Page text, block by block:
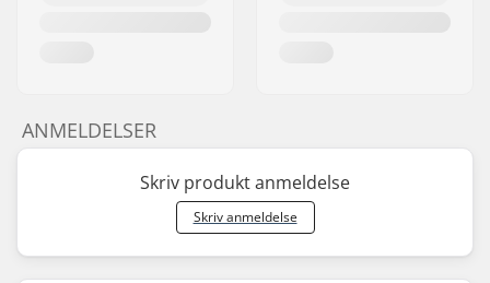
ANMELDELSER
Skriv produkt anmeldelse
Skriv anmeldelse